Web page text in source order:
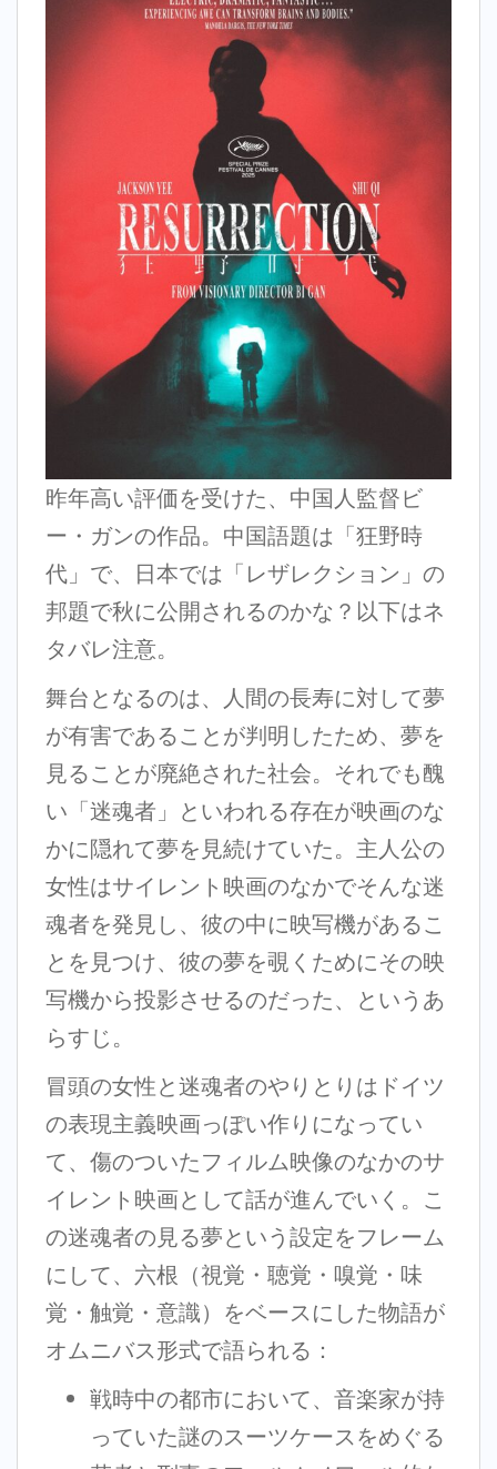
昨年高い評価を受けた、中国人監督ビ
ー・ガンの作品。中国語題は「狂野時
代」で、日本では「レザレクション」の
邦題で秋に公開されるのかな？以下はネ
タバレ注意。
舞台となるのは、人間の長寿に対して夢
が有害であることが判明したため、夢を
見ることが廃絶された社会。それでも醜
い「迷魂者」といわれる存在が映画のな
かに隠れて夢を見続けていた。主人公の
女性はサイレント映画のなかでそんな迷
魂者を発見し、彼の中に映写機があるこ
とを見つけ、彼の夢を覗くためにその映
写機から投影させるのだった、というあ
らすじ。
冒頭の女性と迷魂者のやりとりはドイツ
の表現主義映画っぽい作りになってい
て、傷のついたフィルム映像のなかのサ
イレント映画として話が進んでいく。こ
の迷魂者の見る夢という設定をフレーム
にして、六根（視覚・聴覚・嗅覚・味
覚・触覚・意識）をベースにした物語が
オムニバス形式で語られる：
戦時中の都市において、音楽家が持
っていた謎のスーツケースをめぐる